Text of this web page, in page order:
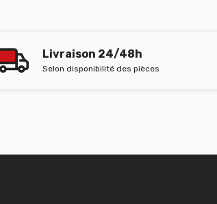
Livraison 24/48h
Selon disponibilité des pièces